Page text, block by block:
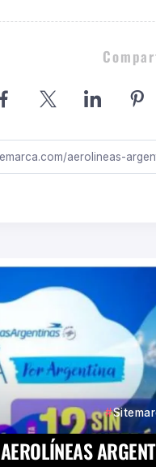
AEROLÍNEAS